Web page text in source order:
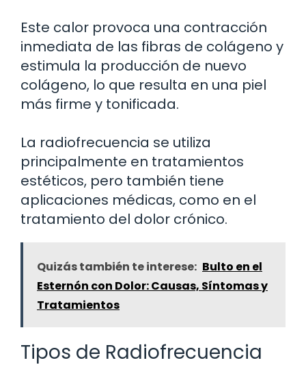
Este calor provoca una contracción
inmediata de las fibras de colágeno y
estimula la producción de nuevo
colágeno, lo que resulta en una piel
más firme y tonificada.
La radiofrecuencia se utiliza
principalmente en tratamientos
estéticos, pero también tiene
aplicaciones médicas, como en el
tratamiento del dolor crónico.
Quizás también te interese: Bulto en el
Esternón con Dolor: Causas, Síntomas y
Tratamientos
Tipos de Radiofrecuencia